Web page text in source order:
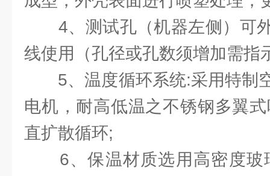
4、测试孔（机器左侧）可
线使用（孔径或孔数须增加需指
5、温度循环系统:采用特制
电机，耐高低温之不锈钢多翼
直扩散循环;
6、保温材质选用高密度玻